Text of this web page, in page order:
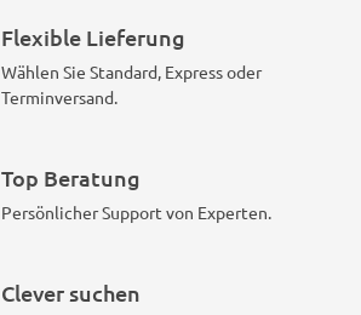
Flexible Lieferung
Wählen Sie Standard, Express oder
Terminversand.
Top Beratung
Persönlicher Support von Experten.
Clever suchen